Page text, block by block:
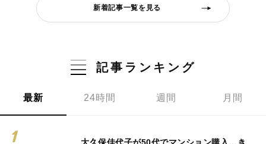
新着記事一覧を見る
記事ランキング
最新 24時間 週間 月間